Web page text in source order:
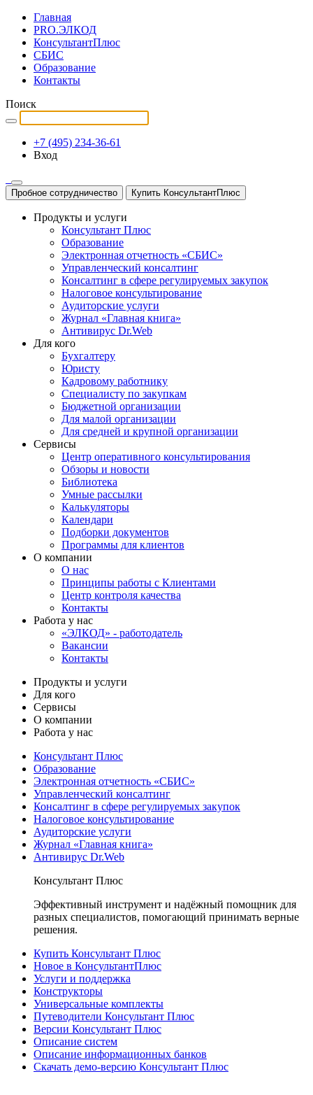
Главная
PRO.ЭЛКОД
КонсультантПлюс
СБИС
Образование
Контакты
Поиск
+7 (495) 234-36-61
Вход
Пробное сотрудничество Купить КонсультантПлюс
Продукты и услуги
Консультант Плюс
Образование
Электронная отчетность «СБИС»
Управленческий консалтинг
Консалтинг в сфере регулируемых закупок
Налоговое консультирование
Аудиторские услуги
Журнал «Главная книга»
Антивирус Dr.Web
Для кого
Бухгалтеру
Юристу
Кадровому работнику
Специалисту по закупкам
Бюджетной организации
Для малой организации
Для средней и крупной организации
Сервисы
Центр оперативного консультирования
Обзоры и новости
Библиотека
Умные рассылки
Калькуляторы
Календари
Подборки документов
Программы для клиентов
О компании
О нас
Принципы работы с Клиентами
Центр контроля качества
Контакты
Работа у нас
«ЭЛКОД» - работодатель
Вакансии
Контакты
Продукты и услуги
Для кого
Сервисы
О компании
Работа у нас
Консультант Плюс
Образование
Электронная отчетность «СБИС»
Управленческий консалтинг
Консалтинг в сфере регулируемых закупок
Налоговое консультирование
Аудиторские услуги
Журнал «Главная книга»
Антивирус Dr.Web
Консультант Плюс
Эффективный инструмент и надёжный помощник для
разных специалистов, помогающий принимать верные
решения.
Купить Консультант Плюс
Новое в КонсультантПлюс
Услуги и поддержка
Конструкторы
Универсальные комплекты
Путеводители Консультант Плюс
Версии Консультант Плюс
Описание систем
Описание информационных банков
Скачать демо-версию Консультант Плюс